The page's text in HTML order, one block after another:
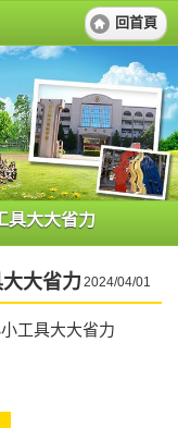
回首頁
具大大省力
大省力 2024/04/01
工具大大省力